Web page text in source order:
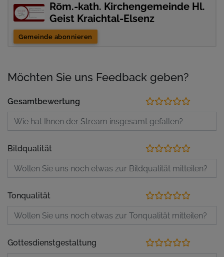
Röm.-kath. Kirchengemeinde Hl.
Geist Kraichtal-Elsenz
Gemeinde abonnieren
Möchten Sie uns Feedback geben?
Gesamtbewertung
Bildqualität
Tonqualität
Gottesdienstgestaltung